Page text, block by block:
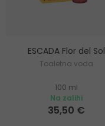
ESCADA Flor del Sol
Toaletna voda
100 ml
Na zalihi
35,50 €